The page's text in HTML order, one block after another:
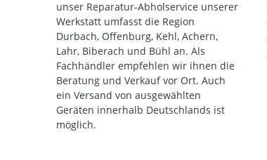
unser Reparatur-Abholservice unserer
Werkstatt umfasst die Region
Durbach, Offenburg, Kehl, Achern,
Lahr, Biberach und Bühl an. Als
Fachhändler empfehlen wir ihnen die
Beratung und Verkauf vor Ort. Auch
ein Versand von ausgewählten
Geräten innerhalb Deutschlands ist
möglich.